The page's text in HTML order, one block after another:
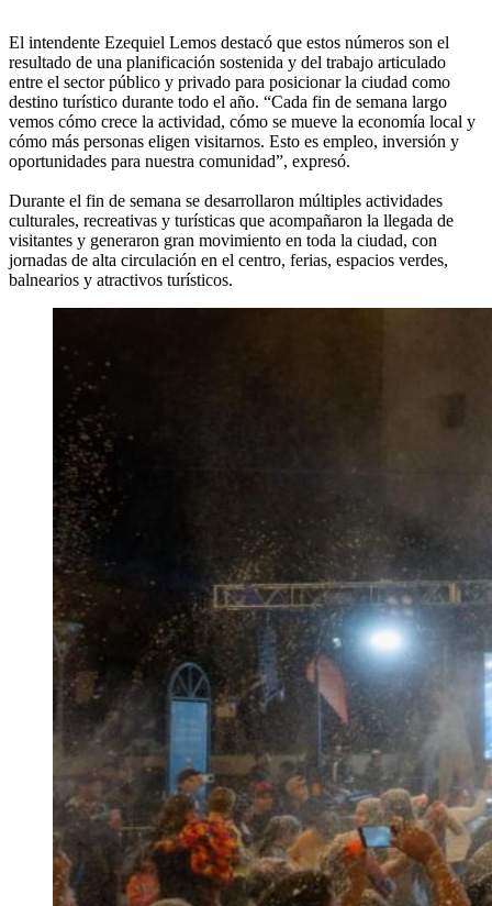
El intendente Ezequiel Lemos destacó que estos números son el
resultado de una planificación sostenida y del trabajo articulado
entre el sector público y privado para posicionar la ciudad como
destino turístico durante todo el año. “Cada fin de semana largo
vemos cómo crece la actividad, cómo se mueve la economía local y
cómo más personas eligen visitarnos. Esto es empleo, inversión y
oportunidades para nuestra comunidad”, expresó.
Durante el fin de semana se desarrollaron múltiples actividades
culturales, recreativas y turísticas que acompañaron la llegada de
visitantes y generaron gran movimiento en toda la ciudad, con
jornadas de alta circulación en el centro, ferias, espacios verdes,
balnearios y atractivos turísticos.